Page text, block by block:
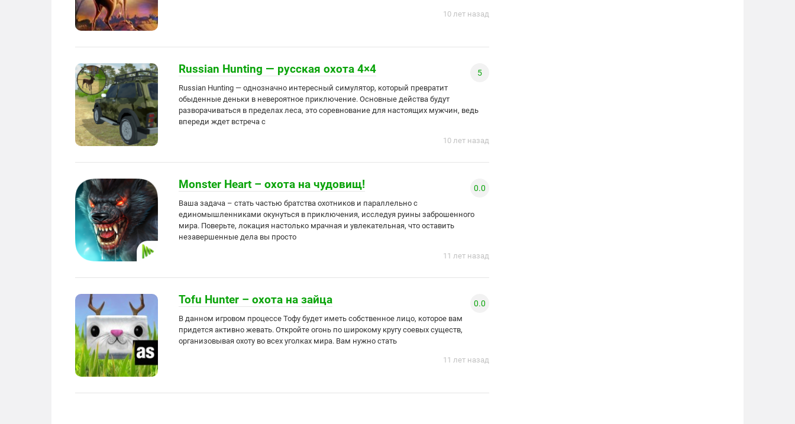
10 лет назад
Russian Hunting — русская охота 4×4 5
Russian Hunting — однозначно интересный симулятор, который превратит
обыденные деньки в невероятное приключение. Основные действа будут
разворачиваться в пределах леса, это соревнование для настоящих мужчин, ведь
впереди ждет встреча с
10 лет назад
Monster Heart – охота на чудовищ! 0.0
Ваша задача – стать частью братства охотников и параллельно с
единомышленниками окунуться в приключения, исследуя руины заброшенного
мира. Поверьте, локация настолько мрачная и увлекательная, что оставить
незавершенные дела вы просто
11 лет назад
Tofu Hunter – охота на зайца 0.0
В данном игровом процессе Тофу будет иметь собственное лицо, которое вам
придется активно жевать. Откройте огонь по широкому кругу соевых существ,
организовывая охоту во всех уголках мира. Вам нужно стать
11 лет назад